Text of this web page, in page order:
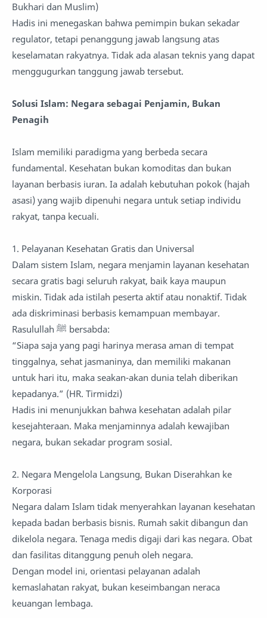
Bukhari dan Muslim)
Hadis ini menegaskan bahwa pemimpin bukan sekadar
regulator, tetapi penanggung jawab langsung atas
keselamatan rakyatnya. Tidak ada alasan teknis yang dapat
menggugurkan tanggung jawab tersebut.
Solusi Islam: Negara sebagai Penjamin, Bukan
Penagih
Islam memiliki paradigma yang berbeda secara
fundamental. Kesehatan bukan komoditas dan bukan
layanan berbasis iuran. Ia adalah kebutuhan pokok (hajah
asasi) yang wajib dipenuhi negara untuk setiap individu
rakyat, tanpa kecuali.
1. Pelayanan Kesehatan Gratis dan Universal
Dalam sistem Islam, negara menjamin layanan kesehatan
secara gratis bagi seluruh rakyat, baik kaya maupun
miskin. Tidak ada istilah peserta aktif atau nonaktif. Tidak
ada diskriminasi berbasis kemampuan membayar.
Rasulullah ﷺ bersabda:
“Siapa saja yang pagi harinya merasa aman di tempat
tinggalnya, sehat jasmaninya, dan memiliki makanan
untuk hari itu, maka seakan-akan dunia telah diberikan
kepadanya.” (HR. Tirmidzi)
Hadis ini menunjukkan bahwa kesehatan adalah pilar
kesejahteraan. Maka menjaminnya adalah kewajiban
negara, bukan sekadar program sosial.
2. Negara Mengelola Langsung, Bukan Diserahkan ke
Korporasi
Negara dalam Islam tidak menyerahkan layanan kesehatan
kepada badan berbasis bisnis. Rumah sakit dibangun dan
dikelola negara. Tenaga medis digaji dari kas negara. Obat
dan fasilitas ditanggung penuh oleh negara.
Dengan model ini, orientasi pelayanan adalah
kemaslahatan rakyat, bukan keseimbangan neraca
keuangan lembaga.